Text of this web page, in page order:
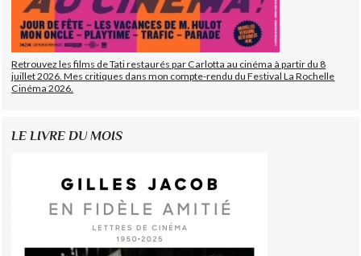
Retrouvez les films de Tati restaurés par Carlotta au cinéma à partir du 8
juillet 2026. Mes critiques dans mon compte-rendu du Festival La Rochelle
Cinéma 2026.
LE LIVRE DU MOIS